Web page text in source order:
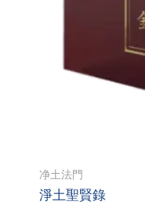
净土法門
淨土聖賢錄